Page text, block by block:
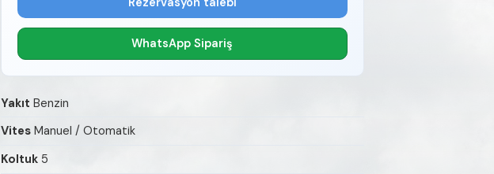
WhatsApp Sipariş
Yakıt Benzin
VitesManuel / Otomatik
Koltuk5